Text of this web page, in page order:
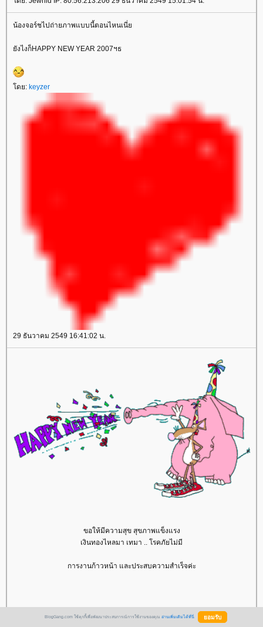
น้องจอร์ชไปถ่ายภาพแบบนี้ตอนไหนเนี่
ังไงก็HAPPY NEW YEAR 2007ฯธ
ดย: keyzer
29 ธันวาคม 2549 16:41:02 น.
ขอให้มีความสุข สุขภาพแข็งแรง
เงินทองไหลมา เทมา .. โรคภัยไม่มี
การงานก้าวหน้า และประสบความสำเร็จค่ะ
BlogGang.com ใช้คุกกี้เพื่อพัฒนาประสบการณ์การใช้งานของคุณ อ่านเพิ่มเติมได้ที่นี่